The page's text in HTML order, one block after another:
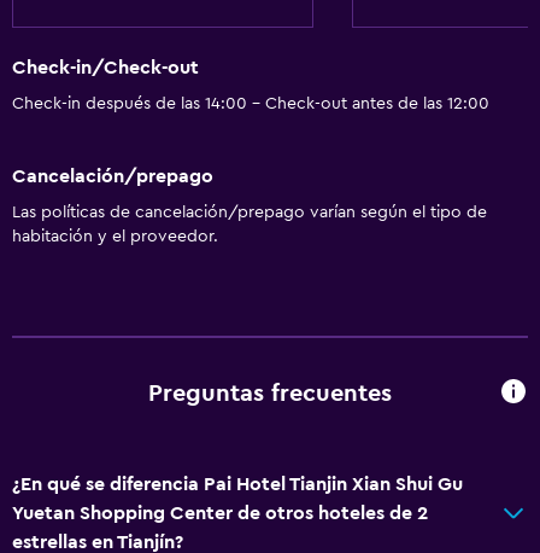
Check-in/Check-out
Check-in después de las 14:00 - Check-out antes de las 12:00
Cancelación/prepago
Las políticas de cancelación/prepago varían según el tipo de
habitación y el proveedor.
Preguntas frecuentes
¿En qué se diferencia Pai Hotel Tianjin Xian Shui Gu
Yuetan Shopping Center de otros hoteles de 2
estrellas en Tianjín?